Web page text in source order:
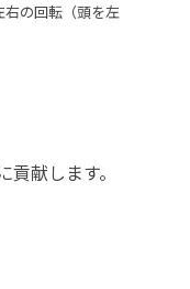
の回転（頭を左
献します。